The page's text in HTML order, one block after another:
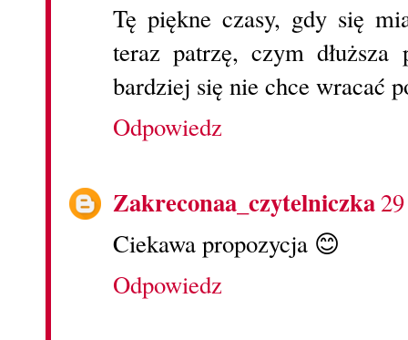
Tę piękne czasy, gdy się
teraz patrzę, czym
bardziej się nie chce wracać
Odpowiedz
Zakreconaa_czytelniczka
Ciekawa propozycja 😊
Odpowiedz